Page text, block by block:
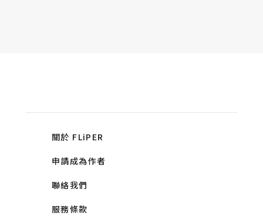
關於 FLiPER
申請成為作者
聯絡我們
服務條款